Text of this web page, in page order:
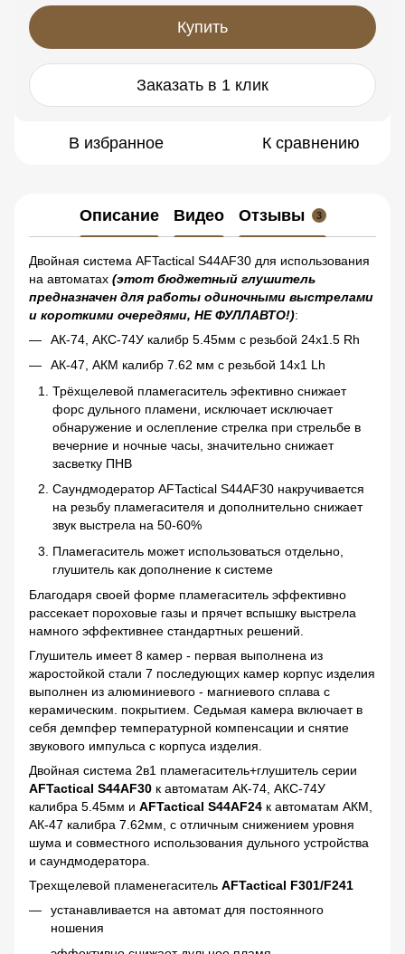
Купить
Заказать в 1 клик
В избранное К сравнению
Описание Видео Отзывы 3
Двойная система AFTactical S44AF30 для использования
на автоматах (этот бюджетный глушитель
предназначен для работы одиночными выстрелами
и короткими очередями, НЕ ФУЛЛАВТО!):
АК-74, АКС-74У калибр 5.45мм с резьбой 24x1.5 Rh
АК-47, АКМ калибр 7.62 мм с резьбой 14х1 Lh
Трёхщелевой пламегаситель эфективно снижает
форс дульного пламени, исключает исключает
обнаружение и ослепление стрелка при стрельбе в
вечерние и ночные часы, значительно снижает
засветку ПНВ
Саундмодератор AFTactical S44AF30 накручивается
на резьбу пламегасителя и дополнительно снижает
звук выстрела на 50-60%
Пламегаситель может использоваться отдельно,
глушитель как дополнение к системе
Благодаря своей форме пламегаситель эффективно
рассекает пороховые газы и прячет вспышку выстрела
намного эффективнее стандартных решений.
Глушитель имеет 8 камер - первая выполнена из
жаростойкой стали 7 последующих камер корпус изделия
выполнен из алюминиевого - магниевого сплава с
керамическим. покрытием. Седьмая камера включает в
себя демпфер температурной компенсации и снятие
звукового импульса с корпуса изделия.
Двойная система 2в1 пламегаситель+глушитель серии
AFTactical S44AF30 к автоматам АК-74, АКС-74У
калибра 5.45мм и AFTactical S44AF24 к автоматам АКМ,
АК-47 калибра 7.62мм, с отличным снижением уровня
шума и совместного использования дульного устройства
и саундмодератора.
Трехщелевой пламенегаситель AFTactical F301/F241
устанавливается на автомат для постоянного
ношения